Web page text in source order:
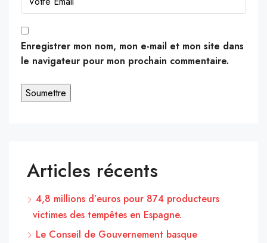
Enregistrer mon nom, mon e-mail et mon site dans
le navigateur pour mon prochain commentaire.
Articles récents
4,8 millions d’euros pour 874 producteurs
victimes des tempêtes en Espagne.
Le Conseil de Gouvernement basque